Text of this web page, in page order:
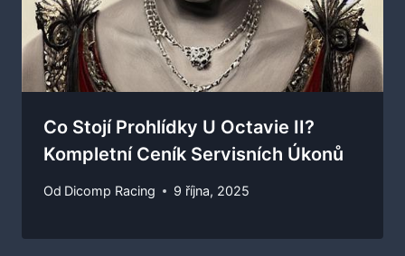
Co Stojí Prohlídky U Octavie II?
Kompletní Ceník Servisních Úkonů
Od Dicomp Racing 9 října, 2025